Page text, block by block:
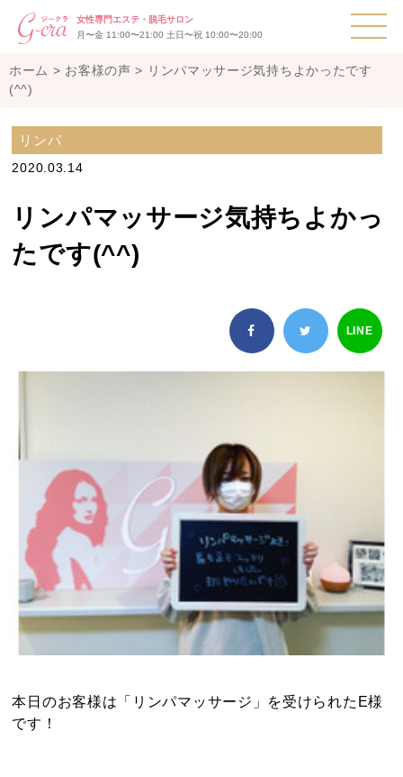
女性専門エステ・脱毛サロン
月〜金 11:00〜21:00 土日〜祝 10:00〜20:00
ホーム > お客様の声 > リンパマッサージ気持ちよかったです
(^^)
リンパ
2020.03.14
リンパマッサージ気持ちよかっ
たです(^^)
LINE
本日のお客様は「リンパマッサージ」を受けられたE様
です！